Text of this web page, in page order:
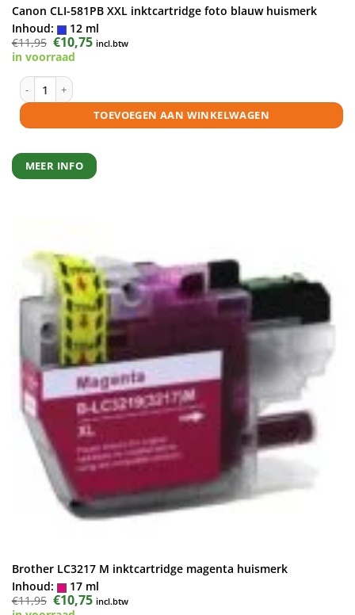
Canon CLI-581PB XXL inktcartridge foto blauw huismerk
Inhoud:
12 ml
€11,95 Oorspronkelijke
prijs
was:
€10,75Huidige
prijs
incl.btw
in voorraad
Canon CLI-581PB XXL inktcartridge foto blauw huismerk aantal
TOEVOEGEN AAN WINKELWAGEN
MEER INFO
Brother LC3217 M inktcartridge magenta huismerk
Inhoud:
17 ml
€11,95 Oorspronkelijke
prijs
€10,75Huidige
prijs
incl.btw